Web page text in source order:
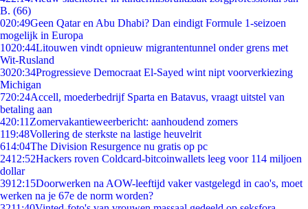
B. (66)
020:49Geen Qatar en Abu Dhabi? Dan eindigt Formule 1-seizoen
mogelijk in Europa
1020:44Litouwen vindt opnieuw migrantentunnel onder grens met
Wit-Rusland
3020:34Progressieve Democraat El-Sayed wint nipt voorverkiezing
Michigan
720:24Accell, moederbedrijf Sparta en Batavus, vraagt uitstel van
betaling aan
420:11 Zomervakantieweerbericht: aanhoudend zomers
119:48Vollering de sterkste na lastige heuvelrit
614:04The Division Resurgence nu gratis op pc
2412:52Hackers roven Coldcard-bitcoinwallets leeg voor 114 miljoen
dollar
3912:15Doorwerken na AOW-leeftijd vaker vastgelegd in cao's, moet
werken na je 67e de norm worden?